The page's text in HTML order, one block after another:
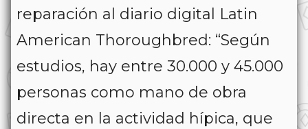
reparación al diario digital Latin
American Thoroughbred: “Según
estudios, hay entre 30.000 y 45.000
personas como mano de obra
directa en la actividad hípica, que